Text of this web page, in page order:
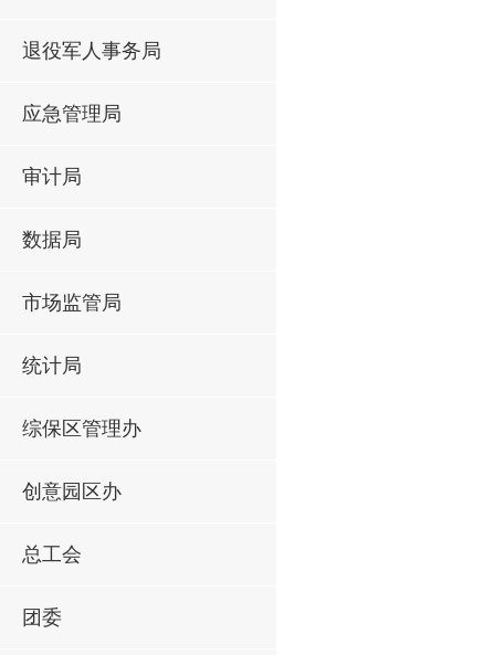
退役军人事务局
应急管理局
审计局
数据局
市场监管局
统计局
综保区管理办
创意园区办
总工会
团委